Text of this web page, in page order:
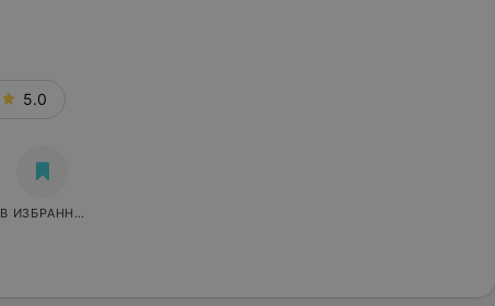
5.0
В ИЗБРАННОЕ